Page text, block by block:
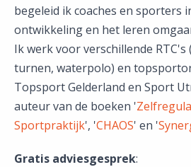
begeleid ik coaches en sporters
ontwikkeling en het leren
Ik werk voor verschillende RTC's
turnen, waterpolo) en
Topsport Gelderland en Sport
auteur van de boeken '
Sportpraktijk', 'CHAOS' en '
Gratis adviesgesprek: